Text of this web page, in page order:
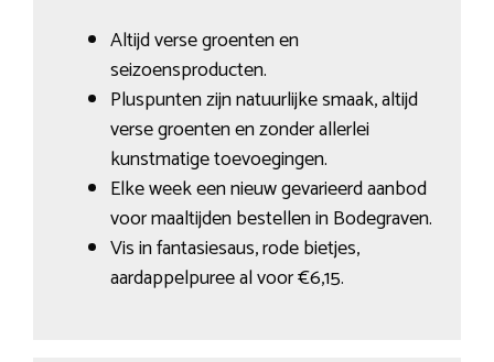
Altijd verse groenten en
seizoensproducten.
Pluspunten zijn natuurlijke smaak, altijd
verse groenten en zonder allerlei
kunstmatige toevoegingen.
Elke week een nieuw gevarieerd aanbod
voor maaltijden bestellen in Bodegraven.
Vis in fantasiesaus, rode bietjes,
aardappelpuree al voor €6,15.